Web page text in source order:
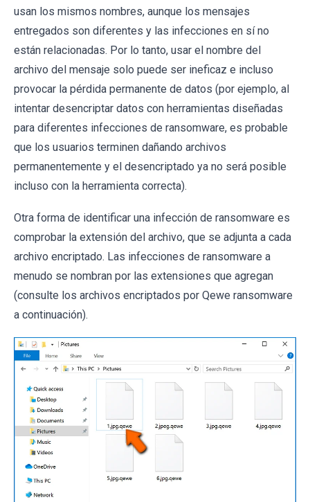
usan los mismos nombres, aunque los mensajes
entregados son diferentes y las infecciones en sí no
están relacionadas. Por lo tanto, usar el nombre del
archivo del mensaje solo puede ser ineficaz e incluso
provocar la pérdida permanente de datos (por ejemplo, al
intentar desencriptar datos con herramientas diseñadas
para diferentes infecciones de ransomware, es probable
que los usuarios terminen dañando archivos
permanentemente y el desencriptado ya no será posible
incluso con la herramienta correcta).
Otra forma de identificar una infección de ransomware es
comprobar la extensión del archivo, que se adjunta a cada
archivo encriptado. Las infecciones de ransomware a
menudo se nombran por las extensiones que agregan
(consulte los archivos encriptados por Qewe ransomware
a continuación).